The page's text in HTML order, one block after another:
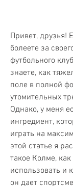
Привет, друзья!
болеете за
футбольного
знаете, как
поле в полной
утомительных
Однако, у меня
ингредиент,
играть на
этой статье я
такое Колме,
использовать и
он дает